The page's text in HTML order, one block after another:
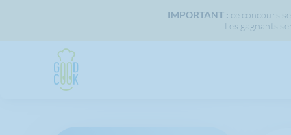
IMPORTANT : ce concours
Les gagnants